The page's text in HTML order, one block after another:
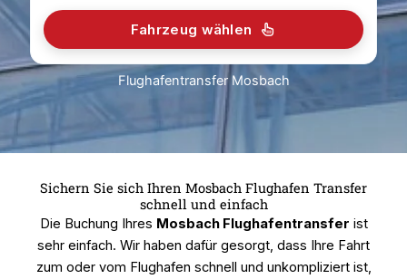
Fahrzeug wählen
Flughafentransfer Mosbach
Sichern Sie sich Ihren Mosbach Flughafen Transfer
schnell und einfach
Die Buchung Ihres Mosbach Flughafentransfer ist
sehr einfach. Wir haben dafür gesorgt, dass Ihre Fahrt
zum oder vom Flughafen schnell und unkompliziert ist,